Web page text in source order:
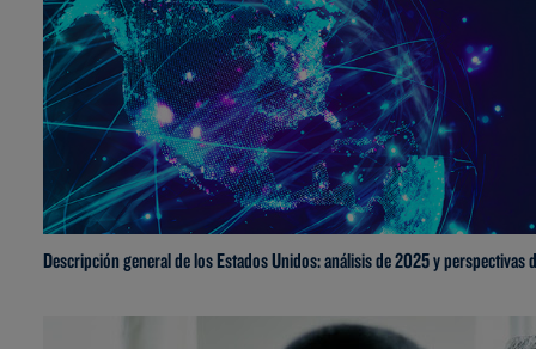
Descripción general de los Estados Unidos: análisis de 2025 y perspectivas